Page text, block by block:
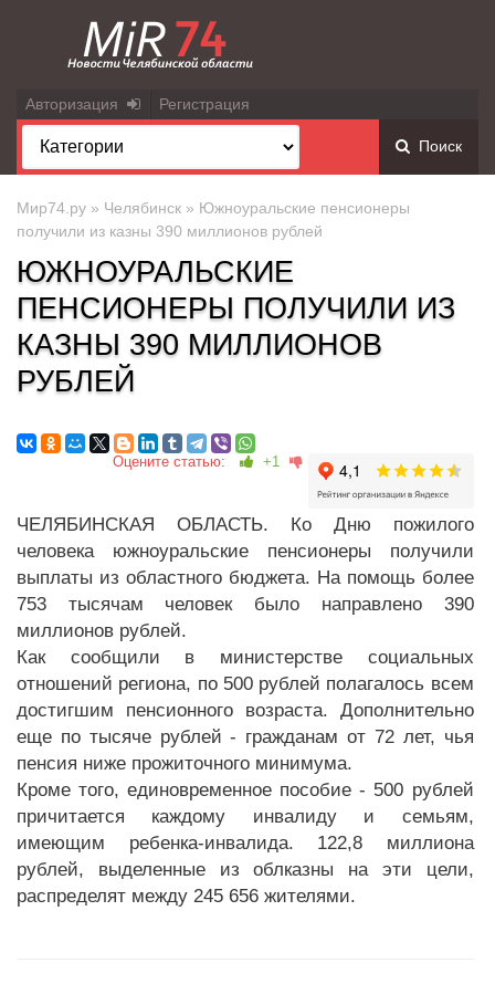
Авторизация Регистрация
Поиск
Мир74.ру » Челябинск » Южноуральские пенсионеры
получили из казны 390 миллионов рублей
ЮЖНОУРАЛЬСКИЕ
ПЕНСИОНЕРЫ ПОЛУЧИЛИ ИЗ
КАЗНЫ 390 МИЛЛИОНОВ
РУБЛЕЙ
Оцените статью: +1
ЧЕЛЯБИНСКАЯ ОБЛАСТЬ. Ко Дню пожилого
человека южноуральские пенсионеры получили
выплаты из областного бюджета. На помощь более
753 тысячам человек было направлено 390
миллионов рублей.
Как сообщили в министерстве социальных
отношений региона, по 500 рублей полагалось всем
достигшим пенсионного возраста. Дополнительно
еще по тысяче рублей - гражданам от 72 лет, чья
пенсия ниже прожиточного минимума.
Кроме того, единовременное пособие - 500 рублей
причитается каждому инвалиду и семьям,
имеющим ребенка-инвалида. 122,8 миллиона
рублей, выделенные из облказны на эти цели,
распределят между 245 656 жителями.